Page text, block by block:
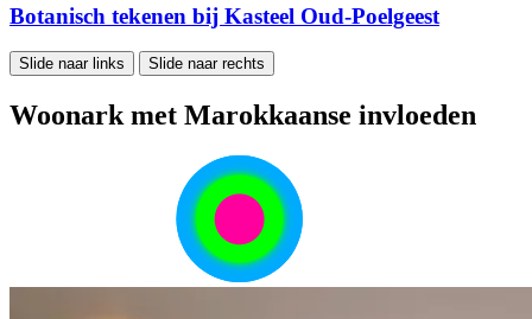
Botanisch tekenen bij Kasteel Oud-Poelgeest
Slide naar links Slide naar rechts
Woonark met Marokkaanse invloeden